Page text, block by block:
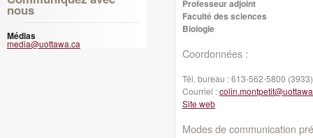
nous
Médias
media@uottawa.ca
Professeur adjoint
Faculté des sciences
Biologie
Coordonnées :
Tél. bureau :613-562-5800 (3933)
Courriel :
Site web
Modes de communication